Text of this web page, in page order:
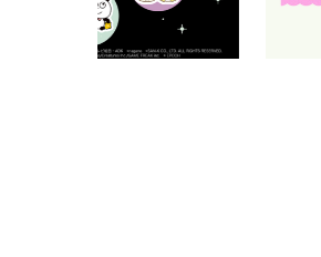
PARCOメンバーズ